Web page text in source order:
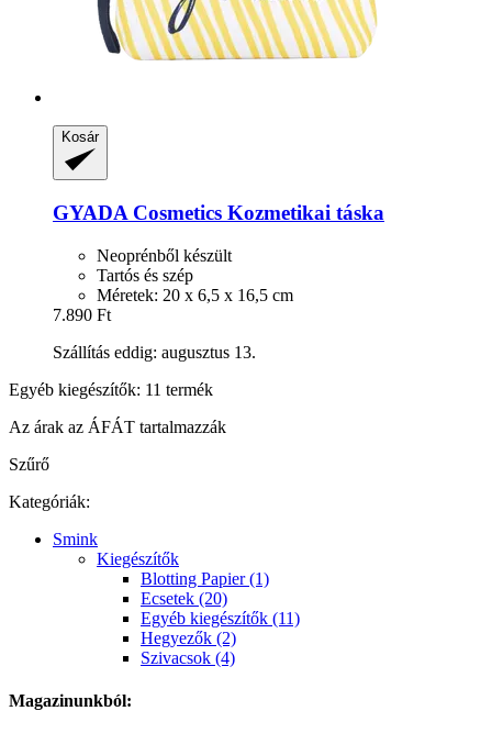
Kosár
GYADA Cosmetics Kozmetikai táska
Neoprénből készült
Tartós és szép
Méretek: 20 x 6,5 x 16,5 cm
7.890 Ft
Szállítás eddig: augusztus 13.
Egyéb kiegészítők: 11 termék
Az árak az ÁFÁT tartalmazzák
Szűrő
Kategóriák:
Smink
Kiegészítők
Blotting Papier (1)
Ecsetek (20)
Egyéb kiegészítők (11)
Hegyezők (2)
Szivacsok (4)
Magazinunkból: